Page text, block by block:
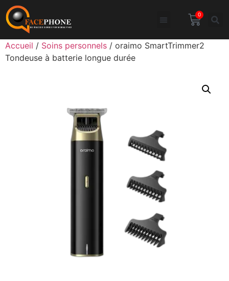
0
Accueil / Soins personnels / oraimo SmartTrimmer2
Tondeuse à batterie longue durée